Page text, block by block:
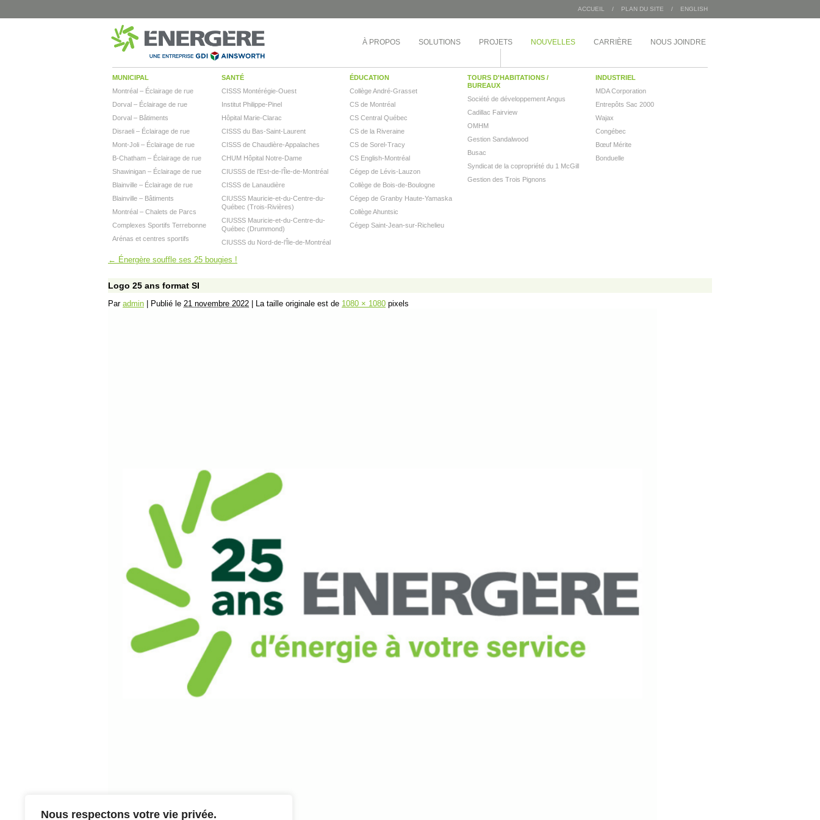
Nous respectons votre vie privée.
ACCUEIL / PLAN DU SITE / ENGLISH
À PROPOS SOLUTIONS PROJETS NOUVELLES CARRIÈRE NOUS JOINDRE
MUNICIPAL
Montréal – Éclairage de rue
Dorval – Éclairage de rue
Dorval – Bâtiments
Disraeli – Éclairage de rue
Mont-Joli – Éclairage de rue
B-Chatham – Éclairage de rue
Shawinigan – Éclairage de rue
Blainville – Éclairage de rue
Blainville – Bâtiments
Montréal – Chalets de Parcs
Complexes Sportifs Terrebonne
Arénas et centres sportifs
SANTÉ
CISSS Montérégie-Ouest
Institut Philippe-Pinel
Hôpital Marie-Clarac
CISSS du Bas-Saint-Laurent
CISSS de Chaudière-Appalaches
CHUM Hôpital Notre-Dame
CIUSSS de l’Est-de-l’Île-de-Montréal
CISSS de Lanaudière
CIUSSS Mauricie-et-du-Centre-du-
Québec (Trois-Rivières)
CIUSSS Mauricie-et-du-Centre-du-
Québec (Drummond)
CIUSSS du Nord-de-l’Île-de-Montréal
ÉDUCATION
Collège André-Grasset
CS de Montréal
CS Central Québec
CS de la Riveraine
CS de Sorel-Tracy
CS English-Montréal
Cégep de Lévis-Lauzon
Collège de Bois-de-Boulogne
Cégep de Granby Haute-Yamaska
Collège Ahuntsic
Cégep Saint-Jean-sur-Richelieu
TOURS D'HABITATIONS /
BUREAUX
Société de développement Angus
Cadillac Fairview
OMHM
Gestion Sandalwood
Busac
Syndicat de la copropriété du 1 McGill
Gestion des Trois Pignons
INDUSTRIEL
MDA Corporation
Entrepôts Sac 2000
Wajax
Congébec
Bœuf Mérite
Bonduelle
← Énergère souffle ses 25 bougies !
Logo 25 ans format SI
Par admin Publié le 21 novembre 2022 La taille originale est de 1080 × 1080 pixels